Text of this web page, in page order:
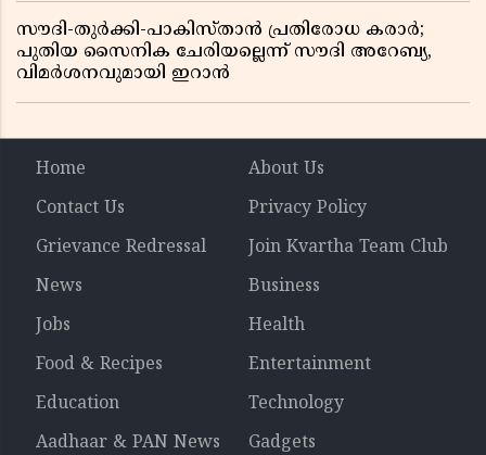
സൗദി-തുർക്കി-പാകിസ്താൻ പ്രതിരോധ കരാർ;
പുതിയ സൈനിക ചേരിയല്ലെന്ന് സൗദി അറേബ്യ,
വിമർശനവുമായി ഇറാൻ
Home
About Us
Contact Us
Privacy Policy
Grievance Redressal
Join Kvartha Team Club
News
Business
Jobs
Health
Food & Recipes
Entertainment
Education
Technology
Aadhaar & PAN News
Gadgets